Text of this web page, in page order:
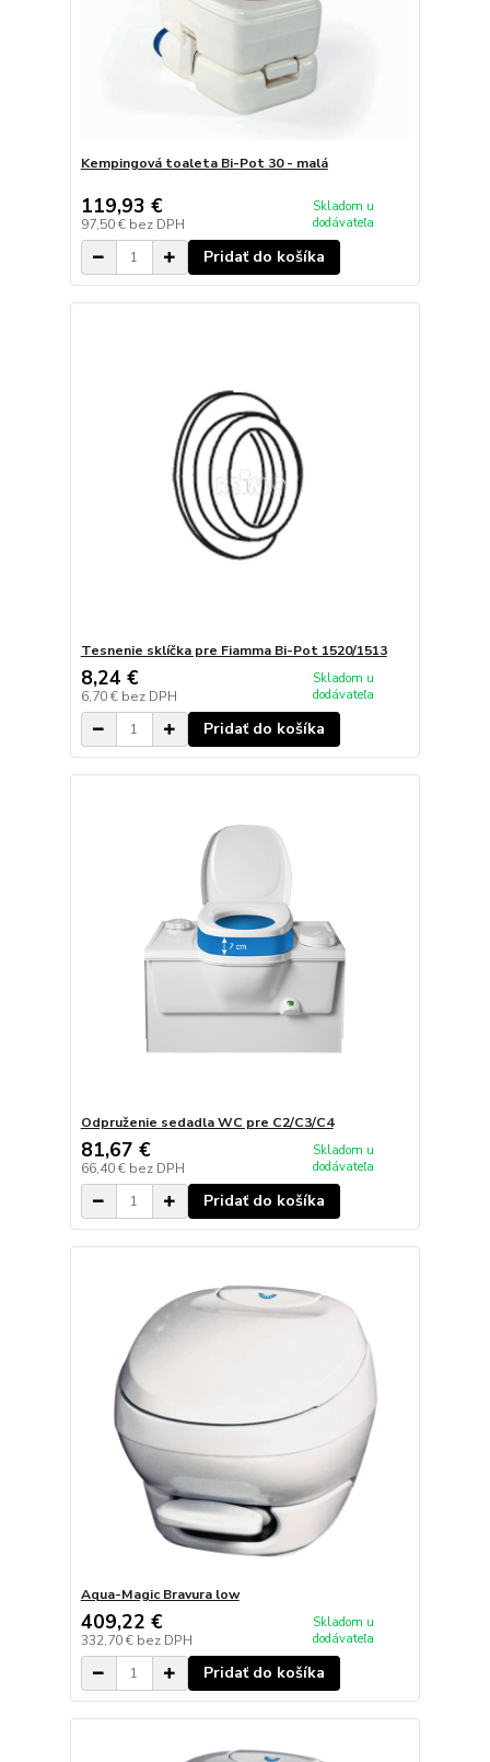
Kempingová toaleta Bi-Pot 30 - malá
119,93 €
97,50 € bez DPH
Skladom u
dodávateľa
Pridať do košíka
Tesnenie sklíčka pre Fiamma Bi-Pot 1520/1513
8,24 €
6,70 € bez DPH
Skladom u
dodávateľa
Pridať do košíka
Odpruženie sedadla WC pre C2/C3/C4
81,67 €
66,40 € bez DPH
Skladom u
dodávateľa
Pridať do košíka
Aqua-Magic Bravura low
409,22 €
332,70 € bez DPH
Skladom u
dodávateľa
Pridať do košíka